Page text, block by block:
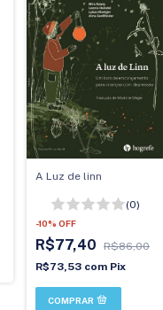
A Luz de linn
(0)
-10% OFF
R$77,40
R$86,00
R$73,53 com Pix